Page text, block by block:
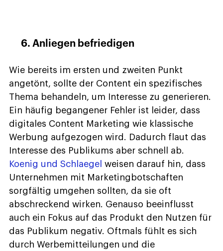
6. Anliegen befriedigen
Wie bereits im ersten und zweiten Punkt
angetönt, sollte der Content ein spezifisches
Thema behandeln, um Interesse zu generieren.
Ein häufig begangener Fehler ist leider, dass
digitales Content Marketing wie klassische
Werbung aufgezogen wird. Dadurch flaut das
Interesse des Publikums aber schnell ab.
Koenig und Schlaegel weisen darauf hin, dass
Unternehmen mit Marketingbotschaften
sorgfältig umgehen sollten, da sie oft
abschreckend wirken. Genauso beeinflusst
auch ein Fokus auf das Produkt den Nutzen für
das Publikum negativ. Oftmals fühlt es sich
durch Werbemitteilungen und die